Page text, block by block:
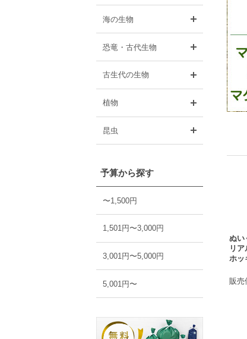
海の生物
恐竜・古代生物
古生代の生物
植物
昆虫
予算から探す
〜1,500円
1,501円〜3,000円
3,001円〜5,000円
5,001円〜
ぬい
リ
ホッ
販売